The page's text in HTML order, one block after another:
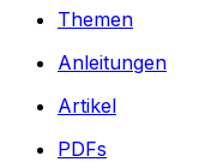
Themen
Anleitungen
Artikel
PDFs